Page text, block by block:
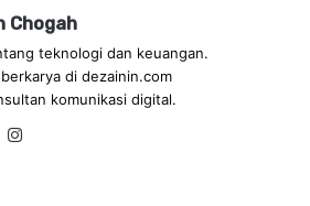
Chogah
teknologi dan keuangan.
di dezainin.com
komunikasi digital.
Yo